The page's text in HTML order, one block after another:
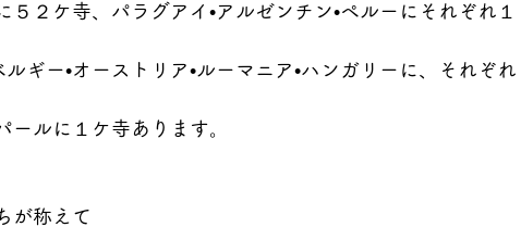
２ケ寺、パラグアイ•アルゼンチン•ペルーにそれぞれ１
ギー•オーストリア•ルーマニア•ハンガリーに、それぞれ
ールに１ケ寺あります。
が称えて